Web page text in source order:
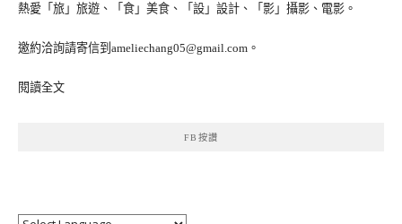
熱愛「旅」旅遊、「食」美食、「設」設計、「影」攝影、電影。
邀約洽詢請寄信到ameliechang05@gmail.com。
閱讀全文
FB按讚